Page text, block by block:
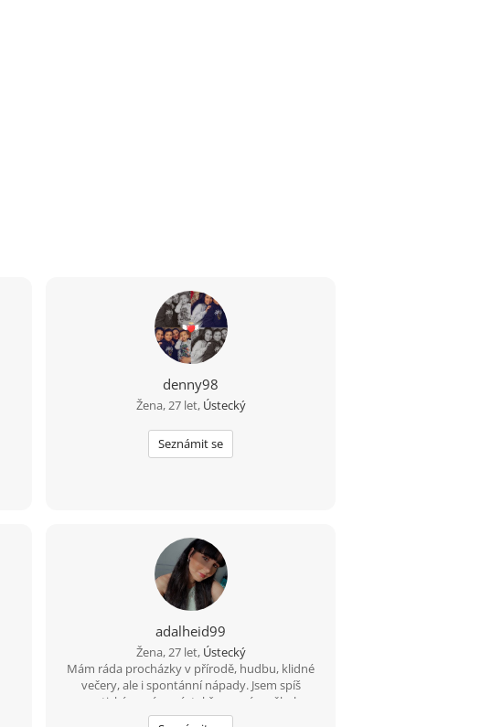
denny98
Žena, 27 let, Ústecký
Seznámit se
adalheid99
Žena, 27 let, Ústecký
Mám ráda procházky v přírodě, hudbu, klidné
večery, ale i spontánní nápady. Jsem spíš
empatická a vnímavá, takže ocením někoho,
kdo to má podobně. Mám ráda pohodu a smích